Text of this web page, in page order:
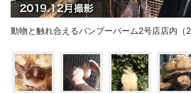
動物と触れ合えるバンブーパーム2号店店内（